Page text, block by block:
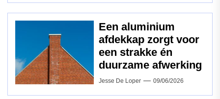
Een aluminium
afdekkap zorgt voor
een strakke én
duurzame afwerking
Jesse De Loper 09/06/2026